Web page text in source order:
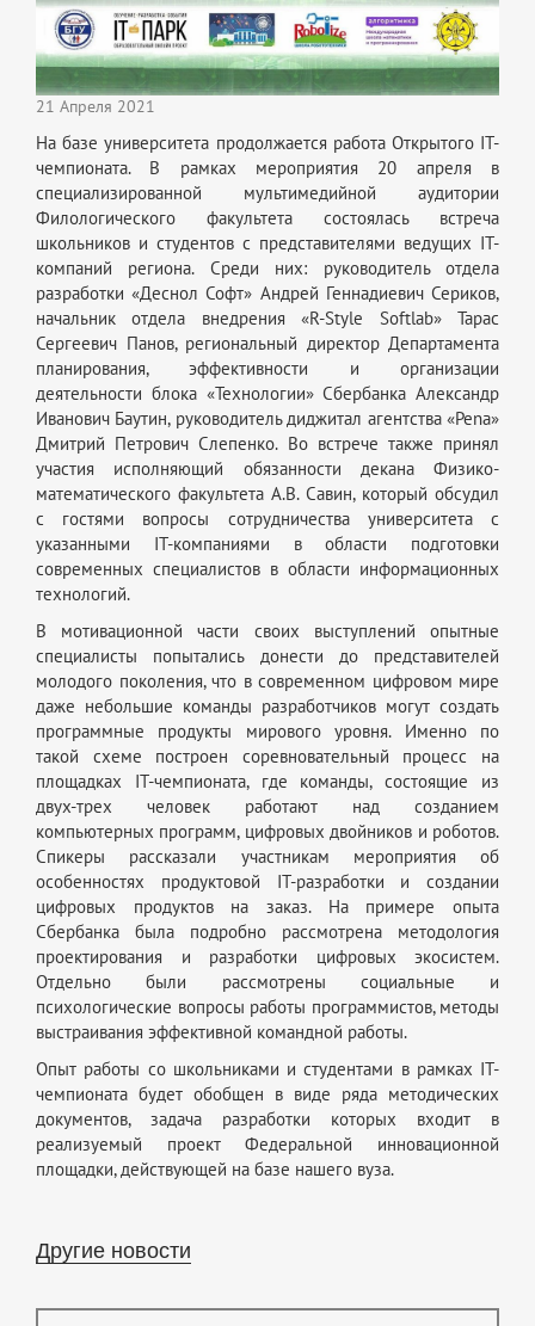
21 Апреля 2021
На базе университета продолжается работа Открытого IT-
чемпионата. В рамках мероприятия 20 апреля в
специализированной мультимедийной аудитории
Филологического факультета состоялась встреча
школьников и студентов с представителями ведущих IT-
компаний региона. Среди них: руководитель отдела
разработки «Деснол Софт» Андрей Геннадиевич Сериков,
начальник отдела внедрения «R-Style Softlab» Тарас
Сергеевич Панов, региональный директор Департамента
планирования, эффективности и организации
деятельности блока «Технологии» Сбербанка Александр
Иванович Баутин, руководитель диджитал агентства «Pena»
Дмитрий Петрович Слепенко. Во встрече также принял
участия исполняющий обязанности декана Физико-
математического факультета А.В. Савин, который обсудил
с гостями вопросы сотрудничества университета с
указанными IT-компаниями в области подготовки
современных специалистов в области информационных
технологий.
В мотивационной части своих выступлений опытные
специалисты попытались донести до представителей
молодого поколения, что в современном цифровом мире
даже небольшие команды разработчиков могут создать
программные продукты мирового уровня. Именно по
такой схеме построен соревновательный процесс на
площадках IT-чемпионата, где команды, состоящие из
двух-трех человек работают над созданием
компьютерных программ, цифровых двойников и роботов.
Спикеры рассказали участникам мероприятия об
особенностях продуктовой IT-разработки и создании
цифровых продуктов на заказ. На примере опыта
Сбербанка была подробно рассмотрена методология
проектирования и разработки цифровых экосистем.
Отдельно были рассмотрены социальные и
психологические вопросы работы программистов, методы
выстраивания эффективной командной работы.
Опыт работы со школьниками и студентами в рамках IT-
чемпионата будет обобщен в виде ряда методических
документов, задача разработки которых входит в
реализуемый проект Федеральной инновационной
площадки, действующей на базе нашего вуза.
Другие новости